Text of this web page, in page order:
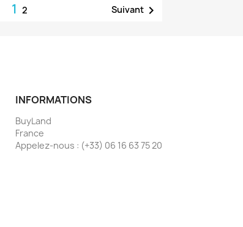
12 Suivant
INFORMATIONS
BuyLand
France
Appelez-nous : (+33) 06 16 63 75 20